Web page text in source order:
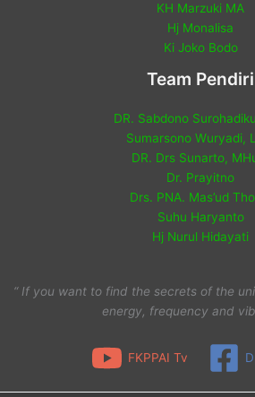
KH Marzuki MA
Hj Monalisa
Ki Joko Bodo
Team Pendiri
DR. Sabdono
Sumarsono Wuryadi,
DR. Drs Sunarto,
Dr. Prayitno
Drs. PNA. Mas’ud
Suhu Haryanto
Hj Nurul Hidayati
“ If you want to find the secrets of the
energy, frequency and
FKPPAI Tv